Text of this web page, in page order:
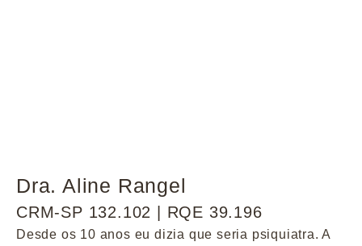
Dra. Aline Rangel
CRM-SP 132.102 | RQE 39.196
Desde os 10 anos eu dizia que seria psiquiatra. A